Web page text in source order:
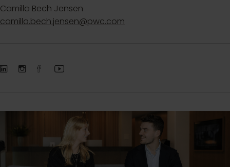
Camilla Bech Jensen
camilla.bech.jensen@pwc.com